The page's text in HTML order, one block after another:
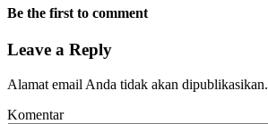
Be the first to comment
Leave a Reply
Alamat email Anda tidak akan dipublikasikan.
Komentar